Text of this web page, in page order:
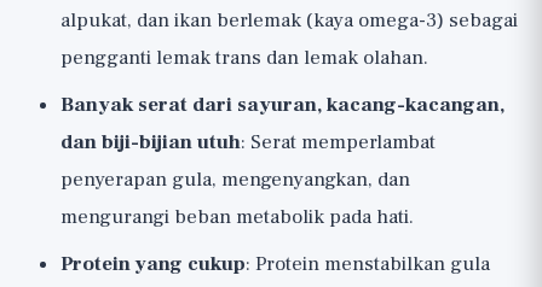
alpukat, dan ikan berlemak (kaya omega-3) sebagai
pengganti lemak trans dan lemak olahan.
Banyak serat dari sayuran, kacang-kacangan,
dan biji-bijian utuh: Serat memperlambat
penyerapan gula, mengenyangkan, dan
mengurangi beban metabolik pada hati.
Protein yang cukup: Protein menstabilkan gula